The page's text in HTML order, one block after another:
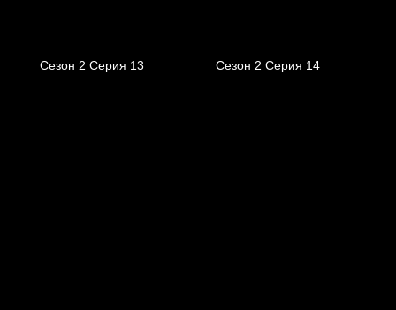
Сезон 2 Серия 13 Сезон 2 Серия 14